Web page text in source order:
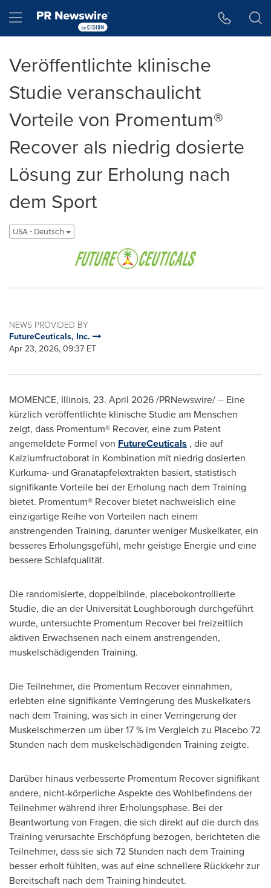
Hamburger menu
Veröffentlichte klinische
Studie veranschaulicht
Vorteile von Promentum®
Recover als niedrig dosierte
Lösung zur Erholung nach
dem Sport
USA - Deutsch
NEWS PROVIDED BY
FutureCeuticals, Inc.
Apr 23, 2026, 09:37 ET
MOMENCE, Illinois, 23. April 2026/PRNewswire/ -- Eine
kürzlich veröffentlichte klinische Studie am Menschen
zeigt, dass Promentum® Recover, eine zum Patent
angemeldete Formel von FutureCeuticals , die auf
Kalziumfructoborat in Kombination mit niedrig dosierten
Kurkuma- und Granatapfelextrakten basiert, statistisch
signifikante Vorteile bei der Erholung nach dem Training
bietet. Promentum® Recover bietet nachweislich eine
einzigartige Reihe von Vorteilen nach einem
anstrengenden Training, darunter weniger Muskelkater, ein
besseres Erholungsgefühl, mehr geistige Energie und eine
bessere Schlafqualität.
Die randomisierte, doppelblinde, placebokontrollierte
Studie, die an der Universität Loughborough durchgeführt
wurde, untersuchte Promentum Recover bei freizeitlich
aktiven Erwachsenen nach einem anstrengenden,
muskelschädigenden Training.
Die Teilnehmer, die Promentum Recover einnahmen,
erlebten eine signifikante Verringerung des Muskelkaters
nach dem Training, was sich in einer Verringerung der
Muskelschmerzen um über 17 % im Vergleich zu Placebo 72
Stunden nach dem muskelschädigenden Training zeigte.
Darüber hinaus verbesserte Promentum Recover signifikant
andere, nicht-körperliche Aspekte des Wohlbefindens der
Teilnehmer während ihrer Erholungsphase. Bei der
Beantwortung von Fragen, die sich direkt auf die durch das
Training verursachte Erschöpfung bezogen, berichteten die
Teilnehmer, dass sie sich 72 Stunden nach dem Training
besser erholt fühlten, was auf eine schnellere Rückkehr zur
Bereitschaft nach dem Training hindeutet.